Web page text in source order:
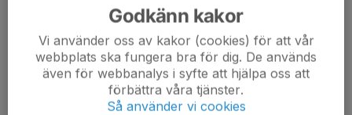
Mittfältare
Ålder
25 år
Godkänn kakor
Vi använder oss av kakor (cookies) för att vår
webbplats ska fungera bra för dig. De används
även för webbanalys i syfte att hjälpa oss att
förbättra våra tjänster.
Så använder vi cookies